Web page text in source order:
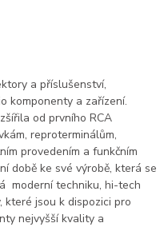
a příslušenství,
komponenty a zařízení.
od prvního RCA
reproterminálům,
provedením a funkčním
době ke své výrobě, která se
moderní techniku, hi-tech
které jsou k dispozici pro
nejvyšší kvality a